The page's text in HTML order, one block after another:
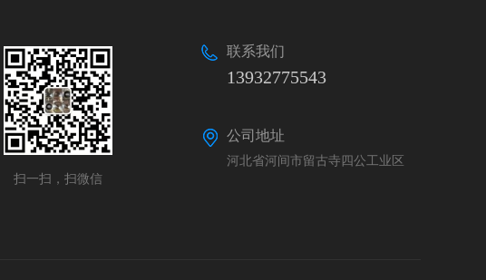
扫一扫，扫微信
联系我们
公司地址
13932775543
河北省河间市留古寺四公工业区